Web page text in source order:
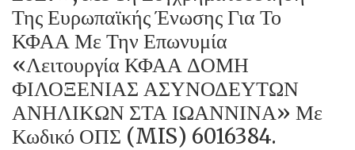
Της Ευρωπαϊκής Ένωσης Για Το
ΚΦΑΑ Με Την Επωνυμία
«Λειτουργία ΚΦΑΑ ΔΟΜΗ
ΦΙΛΟΞΕΝΙΑΣ ΑΣΥΝΟΔΕΥΤΩΝ
ΑΝΗΛΙΚΩΝ ΣΤΑ ΙΩΑΝΝΙΝΑ» Με
Κωδικό ΟΠΣ (MIS) 6016384.